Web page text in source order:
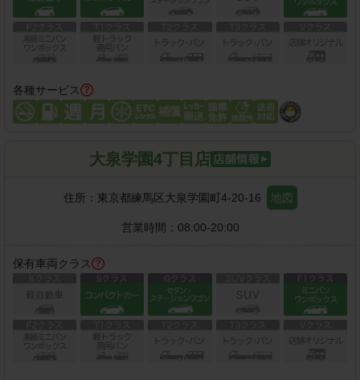
各種サービス
大泉学園4丁目店
住所： 東京都練馬区大泉学園町4-20-16 地図
営業時間： 08:00-20:00
保有車両クラス